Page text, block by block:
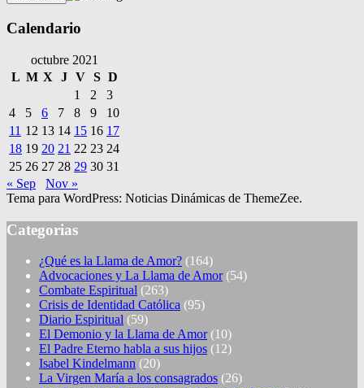
Calendario
octubre 2021
L M X J V S D
1
2
3
4
5 6 7 8 9
10
11 12 13 14 15 16 17
18 19 20 21 22 23 24
25 26 27 28 29 30 31
« Sep
Nov »
Tema para WordPress: Noticias Dinámicas de ThemeZee.
Categorias
¿Qué es la Llama de Amor? (164)
Advocaciones y La Llama de Amor(54)
Combate Espiritual (263)
Crisis de Identidad Católica (95)
Diario Espiritual (59)
El Demonio y la Llama de Amor(10)
El Padre Eterno habla a sus hijos (12)
Isabel Kindelmann (20)
La Virgen María a los consagrados (26)